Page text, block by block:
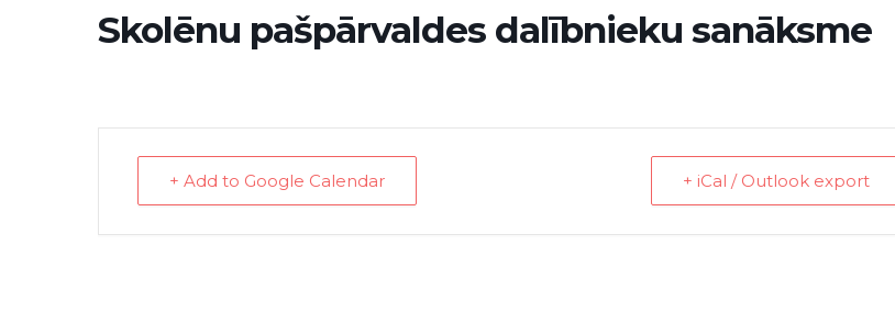
Skolēnu pašpārvaldes dalībnieku sanāksme
+ Add to Google Calendar + iCal / Outlook export